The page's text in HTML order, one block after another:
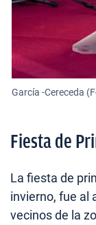
García -Cereceda
Fiesta de
La fiesta de
invierno, fue al
vecinos de la